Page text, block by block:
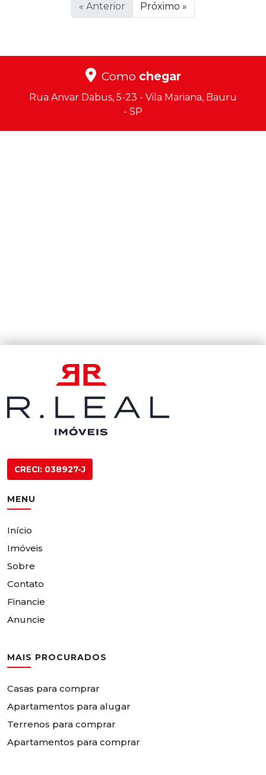
« Anterior Próximo »
Como chegar
Rua Anvar Dabus, 5-23 - Vila Mariana, Bauru
- SP
CRECI: 038927-J
MENU
Início
Imóveis
Sobre
Contato
Financie
Anuncie
MAIS PROCURADOS
Casas para comprar
Apartamentos para alugar
Terrenos para comprar
Apartamentos para comprar